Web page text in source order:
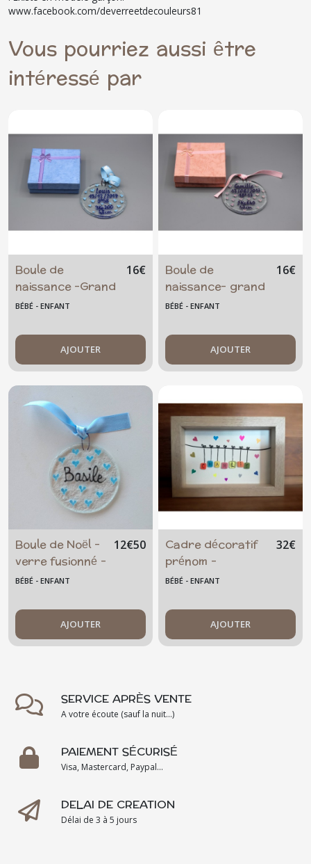
www.facebook.com/deverreetdecouleurs81
Vous pourriez aussi être
intéressé par
Boule de
naissance -Grand
modèle - garçon -
naissance -
baptême -
babyshower -
verre fusionné
16€
BÉBÉ - ENFANT
AJOUTER
Boule de
naissance- grand
modèle - fille -
naissance -
baptême - fête
prénatale - rose -
verre fusionné
16€
BÉBÉ - ENFANT
AJOUTER
Boule de Noël -
verre fusionné -
coeur bleu -
- prénom -
décoration
sapin - unique -
12€50
BÉBÉ - ENFANT
AJOUTER
Cadre décoratif
prénom -
personnalisable -
32€
BÉBÉ - ENFANT
AJOUTER
SERVICE APRÈS VENTE
A votre écoute (sauf la nuit...)
PAIEMENT SÉCURISÉ
Visa, Mastercard, Paypal...
DELAI DE CREATION
Délai de 3 à 5 jours